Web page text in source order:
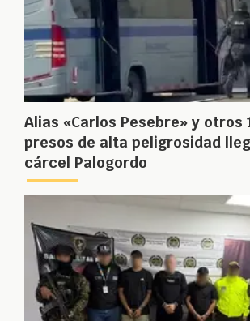
Alias «Carlos Pesebre» y otros
presos de alta peligrosidad
cárcel Palogordo